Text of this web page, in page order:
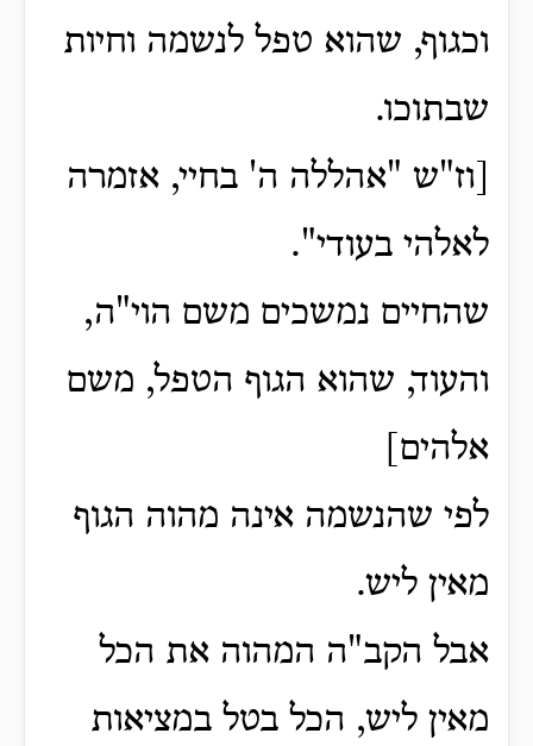
וכגוף, שהוא טפל לנשמה וחיות
שבתוכו.
[וז"ש "אהללה ה' בחיי, אזמרה
לאלהי בעודי".
שהחיים נמשכים משם הוי"ה,
והעוד, שהוא הגוף הטפל, משם
אלהים]
לפי שהנשמה אינה מהוה הגוף
מאין ליש.
אבל הקב"ה המהוה את הכל
מאין ליש, הכל בטל במציאות